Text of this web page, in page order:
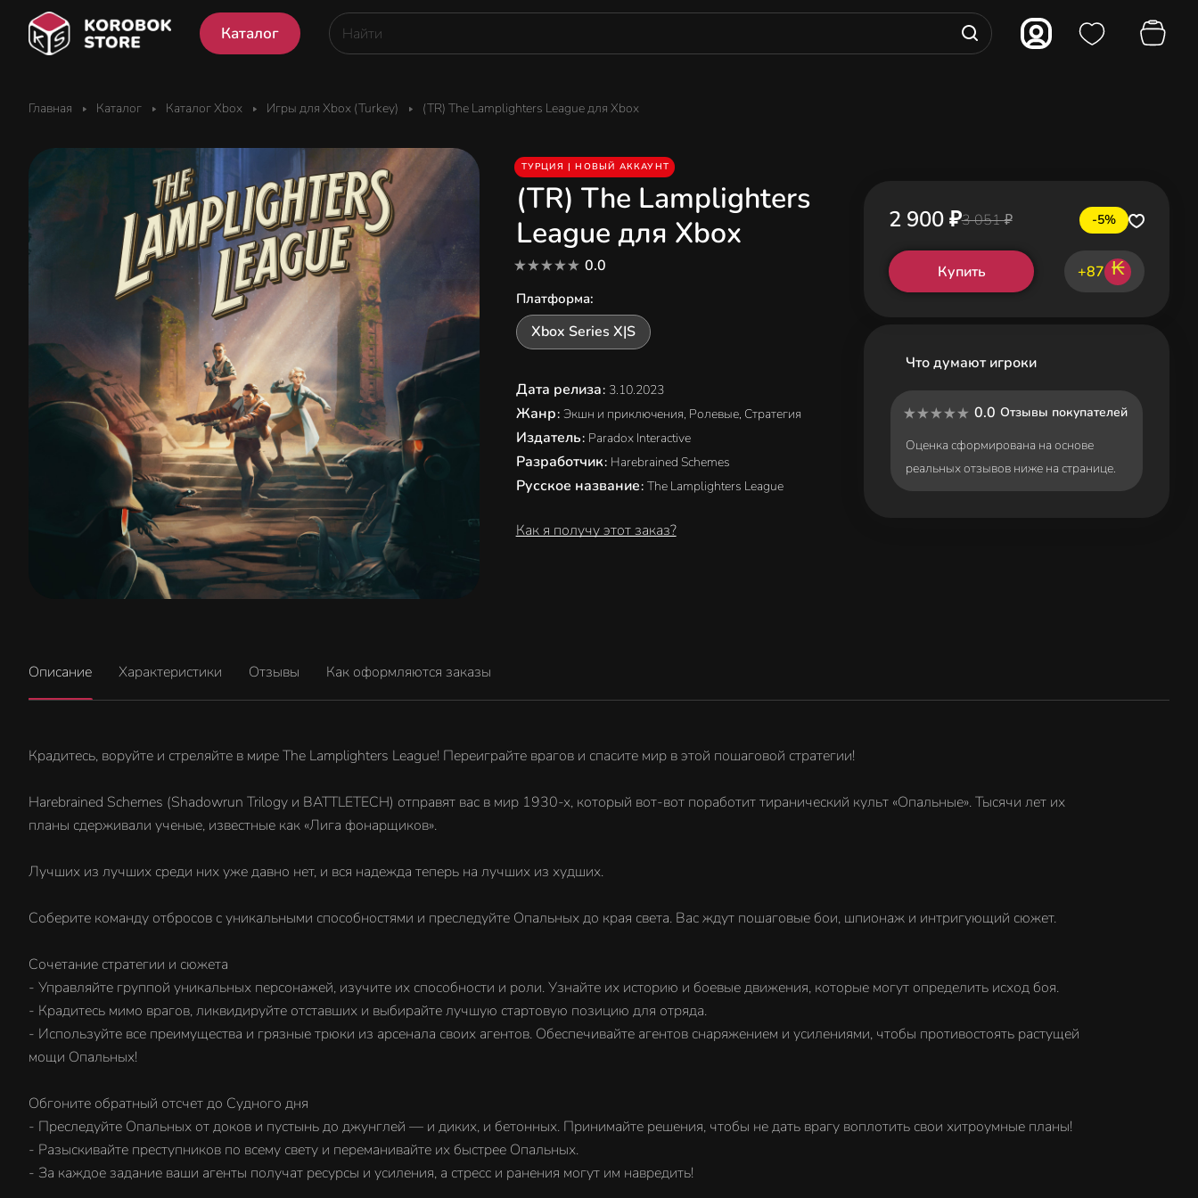
Каталог
Главная Каталог Каталог Xbox Игры для Xbox (Turkey) (TR) The Lamplighters League для Xbox
ТУРЦИЯ | НОВЫЙ АККАУНТ
(TR) The Lamplighters
League для Xbox
0.0
Платформа:
Xbox Series X|S
Дата релиза: 3.10.2023
Жанр: Экшн и приключения, Ролевые, Стратегия
Издатель: Paradox Interactive
Разработчик: Harebrained Schemes
Русское название: The Lamplighters League
Как я получу этот заказ?
2 900 ₽3 051 ₽ -5%
Купить +87 ₭
Что думают игроки
0.0 Отзывы покупателей
Оценка сформирована на основе
реальных отзывов ниже на странице.
Описание Характеристики Отзывы Как оформляются заказы
Крадитесь, воруйте и стреляйте в мире The Lamplighters League! Переиграйте врагов и спасите мир в этой пошаговой стратегии!
Harebrained Schemes (Shadowrun Trilogy и BATTLETECH) отправят вас в мир 1930-х, который вот-вот поработит тиранический культ «Опальные». Тысячи лет их
планы сдерживали ученые, известные как «Лига фонарщиков».
Лучших из лучших среди них уже давно нет, и вся надежда теперь на лучших из худших.
Соберите команду отбросов с уникальными способностями и преследуйте Опальных до края света. Вас ждут пошаговые бои, шпионаж и интригующий сюжет.
Сочетание стратегии и сюжета
- Управляйте группой уникальных персонажей, изучите их способности и роли. Узнайте их историю и боевые движения, которые могут определить исход боя.
- Крадитесь мимо врагов, ликвидируйте отставших и выбирайте лучшую стартовую позицию для отряда.
- Используйте все преимущества и грязные трюки из арсенала своих агентов. Обеспечивайте агентов снаряжением и усилениями, чтобы противостоять растущей
мощи Опальных!
Обгоните обратный отсчет до Судного дня
- Преследуйте Опальных от доков и пустынь до джунглей — и диких, и бетонных. Принимайте решения, чтобы не дать врагу воплотить свои хитроумные планы!
- Разыскивайте преступников по всему свету и переманивайте их быстрее Опальных.
- За каждое задание ваши агенты получат ресурсы и усиления, а стресс и ранения могут им навредить!